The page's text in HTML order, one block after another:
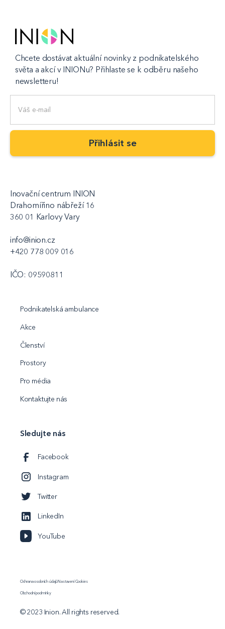
Chcete dostávat aktuální novinky z podnikatelského
světa a akcí v INIONu? Přihlaste se k odběru našeho
newsletteru!
Inovační centrum INION
Drahomířino nábřeží 16
360 01 Karlovy Vary
info@inion.cz
+420 778 009 016
IČO: 09590811
Podnikatelská ambulance
Akce
Členství
Prostory
Pro média
Kontaktujte nás
Sledujte nás
Facebook
Instagram
Twitter
LinkedIn
YouTube
© 2023 Inion. All rights reserved.
Ochrana osobních údajů
Obchodní podmínky
Nastavení Cookies